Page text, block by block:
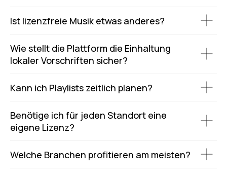
Ist lizenzfreie Musik etwas anderes?
Wie stellt die Plattform die Einhaltung
lokaler Vorschriften sicher?
Kann ich Playlists zeitlich planen?
Benötige ich für jeden Standort eine
eigene Lizenz?
Welche Branchen profitieren am meisten?